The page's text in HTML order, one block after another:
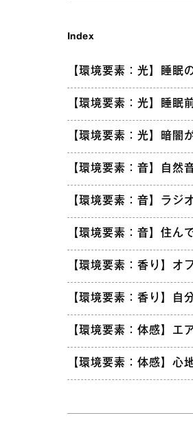
Index
【環境要素：光】睡眠
【環境要素：光】睡眠
【環境要素：光】暗闇
【環境要素：音】自然
【環境要素：音】ラジ
【環境要素：音】住ん
【環境要素：香り】オ
【環境要素：香り】自
【環境要素：体感】エ
【環境要素：体感】心